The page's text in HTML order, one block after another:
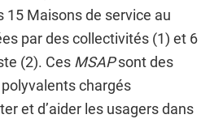
Maisons de service au
par des collectivités (1) et 6
(2). Ces MSAPsont des
chargés
et d’aider les usagers dans